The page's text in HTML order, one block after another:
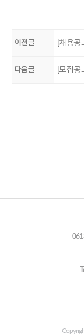
이전글 [채용공
다음글 [모집